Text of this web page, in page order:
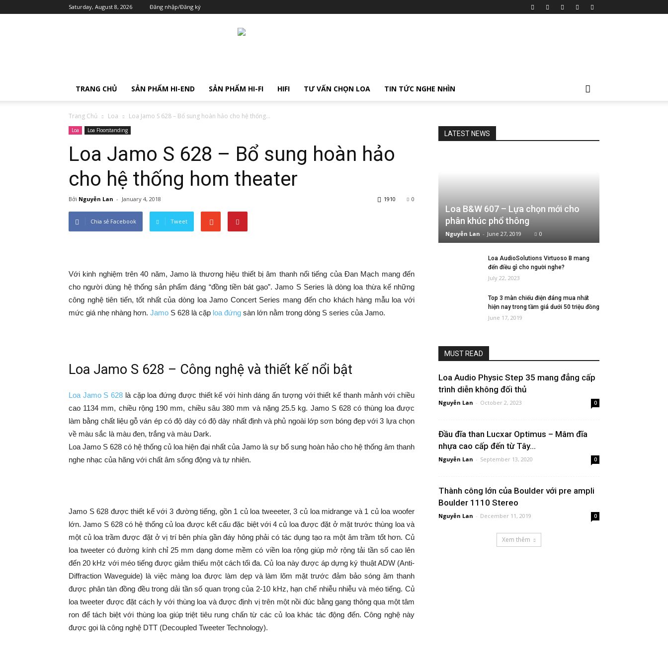
Saturday, August 8, 2026 Đăng nhập/Đăng ký
TRANG CHỦ SẢN PHẨM HI-END SẢN PHẨM HI-FI HIFI TƯ VẤN CHỌN LOA TIN TỨC NGHE NHÌN
Trang Chủ Loa Loa Jamo S 628 – Bổ sung hoàn hảo cho hệ thống...
Loa Loa Floorstanding
Loa Jamo S 628 – Bổ sung hoàn hảo
cho hệ thống hom theater
Bởi Nguyễn Lan - January 4, 2018 0
1910
Chia sẻ Facebook Tweet
Với kinh nghiệm trên 40 năm, Jamo là thương hiệu thiết bị âm thanh nổi tiếng của Đan Mạch mang đến
cho người dùng hệ thống sản phẩm đáng “đồng tiền bát gạo”. Jamo S Series là dòng loa thừa kế những
công nghệ tiên tiến, tốt nhất của dòng loa Jamo Concert Series mang đến cho khách hàng mẫu loa với
mức giá nhẹ nhàng hơn. Jamo S 628 là cặp loa đứng sàn lớn nằm trong dòng S series của Jamo.
Loa Jamo S 628 – Công nghệ và thiết kế nổi bật
Loa Jamo S 628 là cặp loa đứng được thiết kế với hình dáng ấn tượng với thiết kế thanh mảnh với chiều
cao 1134 mm, chiều rộng 190 mm, chiều sâu 380 mm và nặng 25.5 kg. Jamo S 628 có thùng loa được
làm bằng chất liệu gỗ ván ép có độ dày có độ dày nhất định và phủ ngoài lớp sơn bóng đẹp với 3 lựa chọn
về màu sắc là màu đen, trắng và màu Dark.
Loa Jamo S 628 có hệ thống củ loa hiện đại nhất của Jamo là sự bổ sung hoàn hảo cho hệ thống âm thanh
nghe nhạc của hãng với chất âm sống động và tự nhiên.
Jamo S 628 được thiết kế với 3 đường tiếng, gồn 1 củ loa tweeeter, 3 củ loa midrange và 1 củ loa woofer
lớn. Jamo S 628 có hệ thống củ loa được kết cấu đặc biệt với 4 củ loa được đặt ở mặt trước thùng loa và
một củ loa trầm được đặt ở vị trí bên phía gần đáy hông phải có tác dụng tạo ra một âm trầm tốt hơn. Củ
loa tweeter có đường kính chỉ 25 mm dạng dome mềm có viền loa rộng giúp mở rộng tải tần số cao lên
đến 20 kHz với méo tiếng được giảm thiểu một cách tối đa. Củ loa này được áp dựng ký thuật ADW (Anti-
Diffraction Waveguide) là việc màng loa được làm dẹp và làm lõm mặt trước đảm bảo sóng âm thanh
được phân tàn đồng đều trong dải tần số quan trọng của 2-10 kHz, hạn chế nhiễu nhiễu và méo tiếng. Củ
loa tweeter được đặt cách ly với thùng loa và được định vị trên một nồi đúc bằng gang thông qua một tâm
ron để tách biệt với thùng loa giúp triệt tiêu rung chấn từ các củ loa khác tác động đến. Công nghệ này
được gọi là công nghệ DTT (Decoupled Tweeter Technology).
LATEST NEWS
Loa B&W 607 – Lựa chọn mới cho
phân khúc phổ thông
Nguyễn Lan - June 27, 2019 0
Loa AudioSolutions Virtuoso B mang
đến điều gì cho người nghe?
July 22, 2023
Top 3 màn chiếu điện đáng mua nhất
hiện nay trong tầm giá dưới 50 triệu đồng
June 17, 2019
MUST READ
Loa Audio Physic Step 35 mang đẳng cấp
trình diễn không đối thủ
Nguyễn Lan - October 2, 2023 0
Đầu đĩa than Lucxar Optimus – Mâm đĩa
nhựa cao cấp đến từ Tây...
Nguyễn Lan - September 13, 2020 0
Thành công lớn của Boulder với pre ampli
Boulder 1110 Stereo
Nguyễn Lan - December 11, 2019 0
Xem thêm